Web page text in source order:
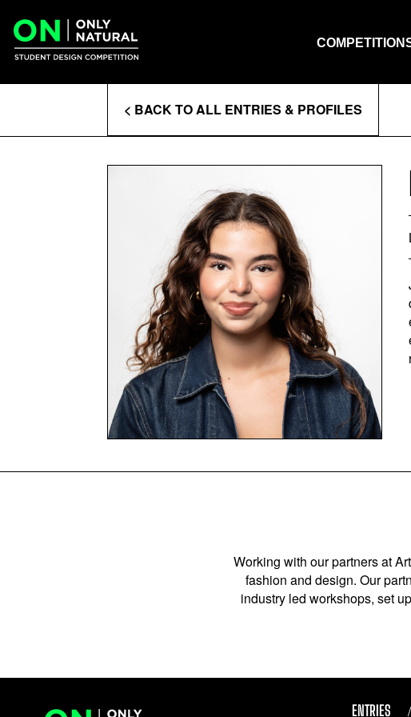
content
COLLEGES
ENTRIES
Search
< BACK TO ALL ENTRIES & PROFILES
Working with our partners at
fashion and design. Our
industry led workshops, set
ENTRIES